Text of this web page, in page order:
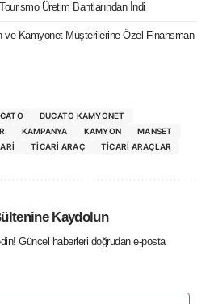
Üretim Bantlarından İndi
ve Kamyonet Müşterilerine Özel Finansman
DUCATO KAMYONET
KAMPANYA KAMYON
MANSET
TICARI ARAÇ TICARI ARAÇLAR
Kaydolun
Güncel haberleri doğrudan e-posta